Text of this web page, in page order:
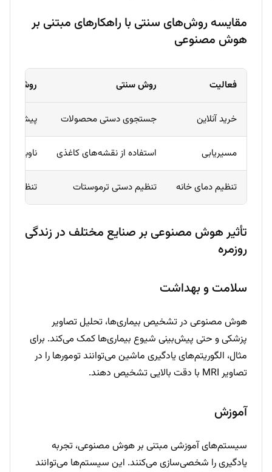
مقایسه روش‌های سنتی با راهکارهای مبتنی بر
هوش مصنوعی
فعالیت روش سنتی روش
خرید آنلاین جستجوی دستی محصولات
مسیریابی استفاده از نقشه‌های کاغذی ناوبری
تنظیم دمای خانه تنظیم دستی ترموستات تنظیم
تأثیر هوش مصنوعی بر صنایع مختلف در زندگی
روزمره
سلامت و بهداشت
هوش مصنوعی در تشخیص بیماری‌ها، تحلیل تصاویر
پزشکی و حتی پیش‌بینی شیوع بیماری‌ها کمک می‌کند. برای
مثال، الگوریتم‌های یادگیری ماشین می‌توانند تومورها را در
تصاویر MRI با دقت بالایی تشخیص دهند.
آموزش
سیستم‌های آموزشی مبتنی بر هوش مصنوعی، تجربه
یادگیری را شخصی‌سازی می‌کنند. این سیستم‌ها می‌توانند